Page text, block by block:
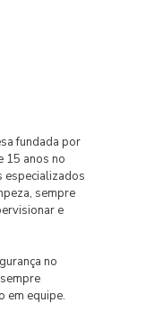
fundada por
15 anos no
especializados
sempre
e
no
em equipe.